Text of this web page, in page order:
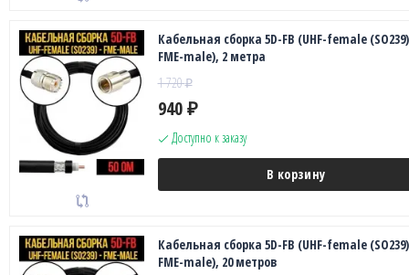
Кабельная сборка 5D-FB (UHF-female
FME-male), 2 метра
1 720₽
940 ₽
Доступно к заказу
В корзину
Кабельная сборка 5D-FB (UHF-female
FME-male), 20 метров